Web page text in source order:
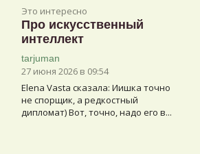
Это интересно
Про искусственный
интеллект
tarjuman
27 июня 2026 в 09:54
Elena Vasta сказалa: Иишка точно
не спорщик, а редкостный
дипломат) Вот, точно, надо его в...